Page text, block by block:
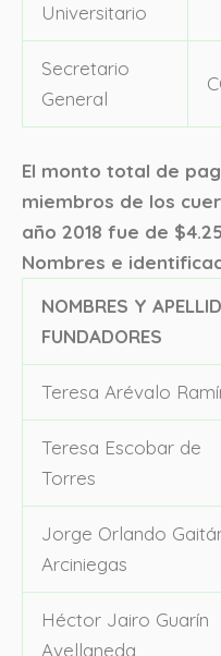
Universitario
Secretario
General
El monto total de
miembros de los
año 2018 fue de
Nombres e
NOMBRES Y
FUNDADORES
Teresa Arévalo
Teresa Escobar de
Torres
Jorge Orlando
Arciniegas
Héctor Jairo Guarín
Avellaneda